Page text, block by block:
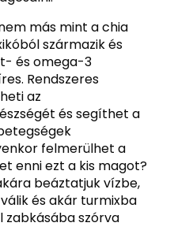
más mint a chia
származik és
és omega-3
Rendszeres
az
és segíthet a
felmerülhet a
enni ezt a kis magot?
beáztatjuk vízbe,
és akár turmixba
zabkásába szórva